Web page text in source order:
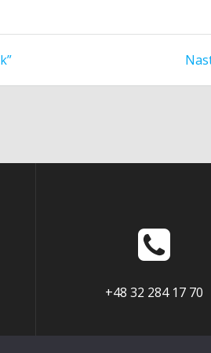
+48 32 284 17 70